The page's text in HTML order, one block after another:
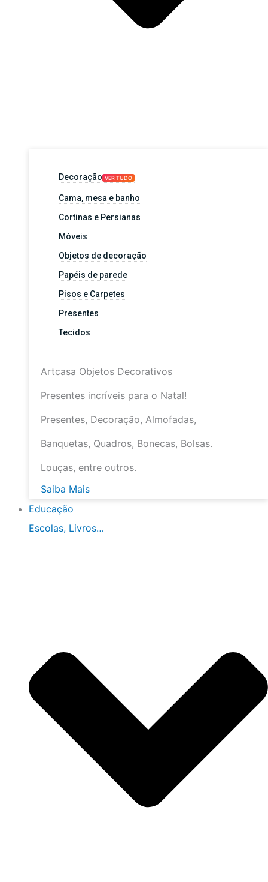
Decoração VER TUDO
Cama, mesa e banho
Cortinas e Persianas
Móveis
Objetos de decoração
Papéis de parede
Pisos e Carpetes
Presentes
Tecidos
Artcasa Objetos Decorativos
Presentes incríveis para o Natal!
Presentes, Decoração, Almofadas,
Banquetas, Quadros, Bonecas, Bolsas.
Louças, entre outros.
Saiba Mais
Educação
Escolas, Livros…